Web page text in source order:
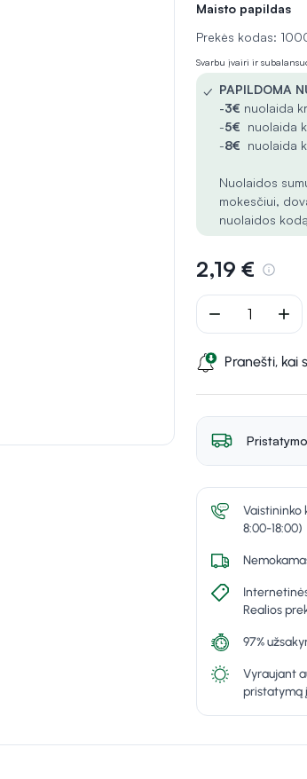
Maisto papildas
Prekės kodas:
Svarbu įvairi ir
✓ PAPILDOMA
-3€ nuolaida
-5€ nuolaida
-8€ nuolaida
Nuolaidos
mokesčiui,
nuolaidos
2,19 €
remove add
Pranešti, kai
Vaistininko
8:00-18:00)
Realios
97%
Vyraujant
pristatymą